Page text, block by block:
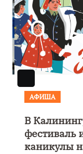
АФИША
В
фестиваль
каникулы